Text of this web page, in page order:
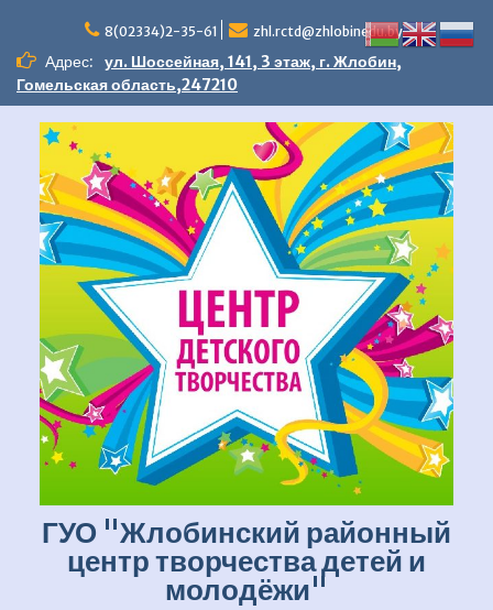
содержимому
8(02334)2-35-61 zhl.rctd@zhlobinedu.by
Адрес:
ул. Шоссейная, 141, 3 этаж, г. Жлобин,
Гомельская область,247210
ГУО "Жлобинский районный
центр творчества детей и
молодёжи"